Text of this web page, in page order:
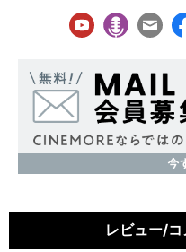
レビュー/